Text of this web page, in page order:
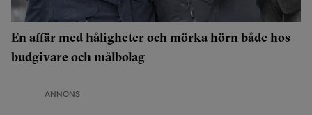
En affär med håligheter och mörka hörn både hos
budgivare och målbolag
ANNONS